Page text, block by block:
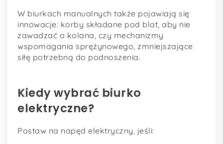
W biurkach manualnych także pojawiają się
innowacje: korby składane pod blat, aby nie
zawadzać o kolana, czy mechanizmy
wspomagania sprężynowego, zmniejszające
siłę potrzebną do podnoszenia.
Kiedy wybrać biurko
elektryczne?
Postaw na napęd elektryczny, jeśli: